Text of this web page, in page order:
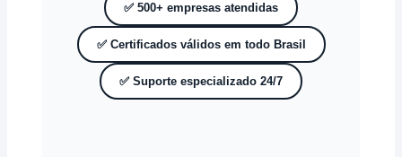
✅ 500+ empresas atendidas
✅ Certificados válidos em todo Brasil
✅ Suporte especializado 24/7